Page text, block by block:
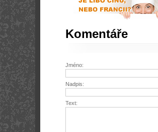
Komentáře
Jméno:
Nadpis:
Text: